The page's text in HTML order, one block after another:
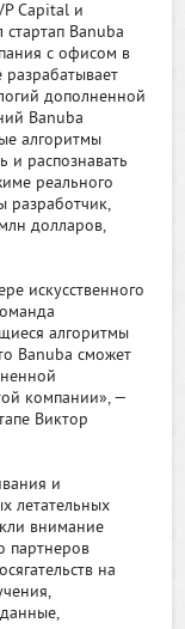
Capital и
Banuba
с офисом в
дополненной
Banuba
алгоритмы
и распознавать
реального
разработчик,
долларов,
искусственного
алгоритмы
Banuba сможет
компании», —
Виктор
и
летательных
внимание
партнеров
на